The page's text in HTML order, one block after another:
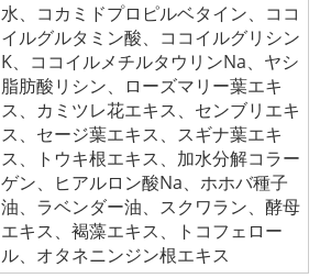
水、コカミドプロピルベタイン、ココ
イルグルタミン酸、ココイルグリシン
K、ココイルメチルタウリンNa、ヤシ
脂肪酸リシン、ローズマリー葉エキ
ス、カミツレ花エキス、センブリエキ
ス、セージ葉エキス、スギナ葉エキ
ス、トウキ根エキス、加水分解コラー
ゲン、ヒアルロン酸Na、ホホバ種子
油、ラベンダー油、スクワラン、酵母
エキス、褐藻エキス、トコフェロー
ル、オタネニンジン根エキス